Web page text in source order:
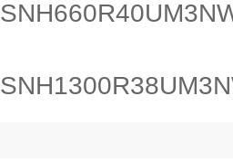
SNH1300R38UM3NW23